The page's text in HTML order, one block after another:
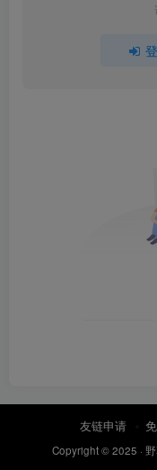
友链申请
Copyright © 2025 ·